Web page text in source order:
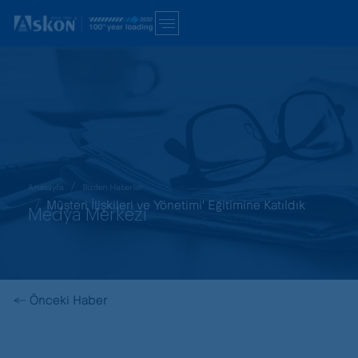
Medya Merkezi
Anasayfa Bizden Haberler
Müşteri İlişkileri ve Yönetimi' Eğitimine Katıldık
← Önceki Haber